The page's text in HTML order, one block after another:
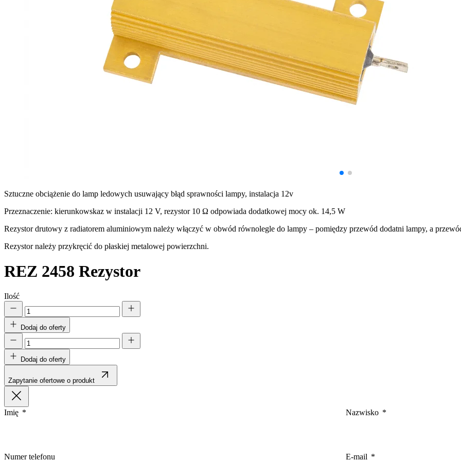
Sztuczne obciążenie do lamp ledowych usuwający błąd sprawności lampy, instalacja 12v
Przeznaczenie: kierunkowskaz w instalacji 12 V, rezystor 10 Ω odpowiada dodatkowej mocy ok. 14,5 W
Rezystor drutowy z radiatorem aluminiowym należy włączyć w obwód równolegle do lampy – pomiędzy przewód dodatni lampy, a
Rezystor należy przykręcić do płaskiej metalowej powierzchni.
REZ 2458 Rezystor
Ilość
Dodaj do oferty
Dodaj do oferty
Zapytanie ofertowe o produkt
Imię Nazwisko
Numer telefonu E-mail
Wykorzystujemy pliki cookie do spersonalizowania treści i reklam, aby oferować funkcje społecznościowe i
witrynie. Informacje o tym, jak korzystasz z naszej witryny, udostępniamy partnerom społecznościowym,
Partnerzy mogą połączyć te informacje z innymi danymi otrzymanymi od Ciebie lub uzyskanymi podczas
Preferencje
Pliki cookie dotyczące preferencji umożliwiają stronie zapamiętanie informacji, które zmieniają wygląd lub
preferowany język lub region, w którym znajduje się użytkownik.
Statystyka
gromadząc i zgłaszając anonimowe informacje.